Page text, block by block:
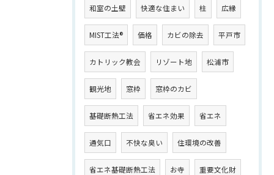
和室の土壁 快適な住まい 柱 広縁
MIST工法® 価格 カビの除去 平戸市
カトリック教会 リゾート地 松浦市
観光地 窓枠 窓枠のカビ
基礎断熱工法 省エネ効果 省エネ
通気口 不快な臭い 住環境の改善
省エネ基礎断熱工法 お寺 重要文化財